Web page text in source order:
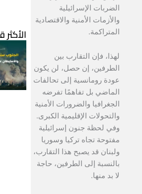
الضربات الإسرائيلية
والأزمات الأمنية والاقتصادية
المتراكمة.
لهذا، فإن التقارب بين
الطرفين، إن حصل، لن يكون
عودة رومانسية إلى تحالفات
الماضي بل تفاهمًا تفرضه
الجغرافيا والضرورات الأمنية
والتحولات الإقليمية الكبرى.
وفي لحظة جنون إسرائيلية
مفتوحة تجاه تركيا وسوريا
ولبنان قد يصبح هذا التقارب،
بالنسبة إلى الطرفين، حاجة
لا بد منها.
الأكثر